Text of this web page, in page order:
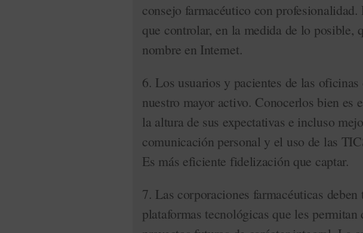
consejo farmacéutico con
que controlar, en la medida de lo posible,
nombre en Internet.
6. Los usuarios y pacientes de las oficinas
nuestro mayor activo. Conocerlos bien es
la altura de sus expectativas e incluso
comunicación personal y el uso de las
Es más eficiente fidelización que captar.
7. Las corporaciones farmacéuticas deben
plataformas tecnológicas que les permitan